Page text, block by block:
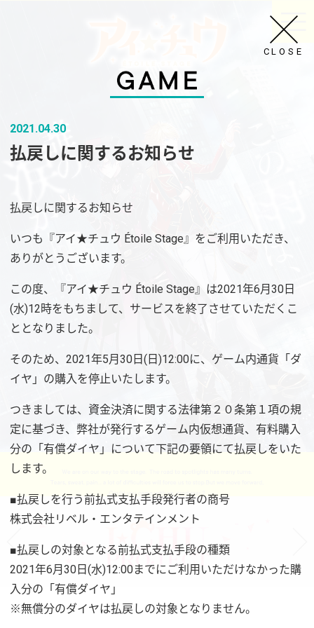
CLOSE
2021.04.30
払戻しに関するお知らせ
払戻しに関するお知らせ
いつも『アイ★チュウ Étoile Stage』をご利用いただき、
ありがとうございます。
この度、『アイ★チュウ Étoile Stage』は2021年6月30日
(水)12時をもちまして、サービスを終了させていただくこ
ととなりました。
そのため、2021年5月30日(日)12:00に、ゲーム内通貨「ダ
イヤ」の購入を停止いたします。
つきましては、資金決済に関する法律第２０条第１項の規
定に基づき、弊社が発行するゲーム内仮想通貨、有料購入
分の「有償ダイヤ」について下記の要領にて払戻しをいた
します。
■払戻しを行う前払式支払手段発行者の商号
株式会社リベル・エンタテインメント
■払戻しの対象となる前払式支払手段の種類
2021年6月30日(水)12:00までにご利用いただけなかった購
入分の「有償ダイヤ」
※無償分のダイヤは払戻しの対象となりません。